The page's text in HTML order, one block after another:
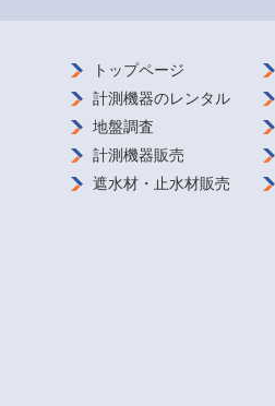
トップページ
計測機器のレンタル
地盤調査
計測機器販売
遮水材・ 止水材販売